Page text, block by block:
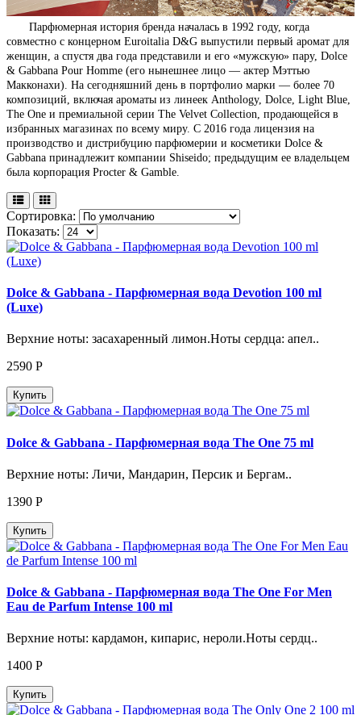
Парфюмерная история бренда началась в 1992 году, когда
совместно с концерном Euroitalia D&G выпустили первый аромат для
женщин, а спустя два года представили и его «мужскую» пару, Dolce
& Gabbana Pour Homme (его нынешнее лицо — актер Мэттью
Макконахи). На сегодняшний день в портфолио марки — более 70
композиций, включая ароматы из линеек Anthology, Dolce, Light Blue,
The One и премиальной серии The Velvet Collection, продающейся в
избранных магазинах по всему миру. С 2016 года лицензия на
производство и дистрибуцию парфюмерии и косметики Dolce &
Gabbana принадлежит компании Shiseido; предыдущим ее владельцем
была корпорация Procter & Gamble.
Сортировка:
Показать:
Dolce & Gabbana - Парфюмерная вода Devotion 100 ml
(Luxe)
Верхние ноты: засахаренный лимон.Ноты сердца: апел..
2590 Р
Купить
Dolce & Gabbana - Парфюмерная вода The One 75 ml
Верхние ноты: Личи, Мандарин, Персик и Бергам..
1390 Р
Купить
Dolce & Gabbana - Парфюмерная вода The One For Men
Eau de Parfum Intense 100 ml
Верхние ноты: кардамон, кипарис, нероли.Ноты сердц..
1400 Р
Купить